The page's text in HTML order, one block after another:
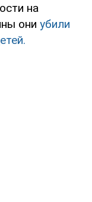
на
они убили